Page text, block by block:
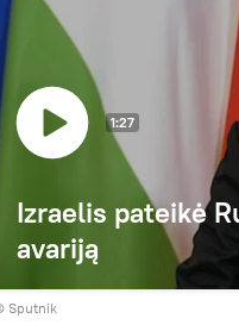
Izraelis pateikė
avariją
1:27
Sputnik